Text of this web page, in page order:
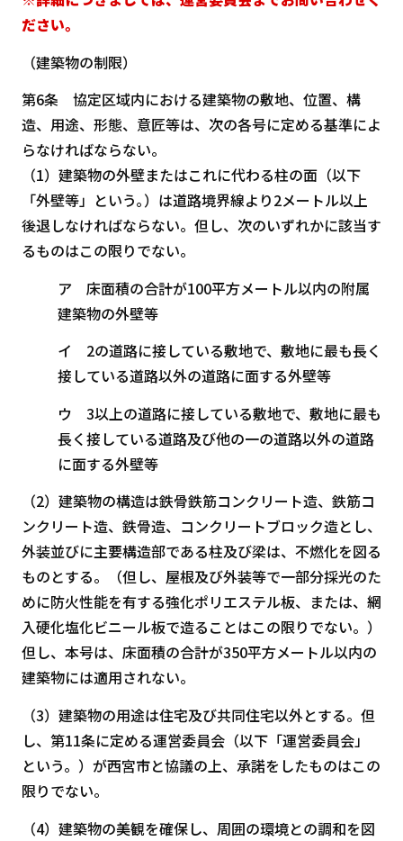
ださい。
（建築物の制限）
第6条 協定区域内における建築物の敷地、位置、構
造、用途、形態、意匠等は、次の各号に定める基準によ
らなければならない。
（1）建築物の外壁またはこれに代わる柱の面（以下
「外壁等」という｡）は道路境界線より2メートル以上
後退しなければならない。但し、次のいずれかに該当す
るものはこの限りでない。
ア 床面積の合計が100平方メートル以内の附属
建築物の外壁等
イ 2の道路に接している敷地で、敷地に最も長く
接している道路以外の道路に面する外壁等
ウ 3以上の道路に接している敷地で、敷地に最も
長く接している道路及び他の一の道路以外の道路
に面する外壁等
（2）建築物の構造は鉄骨鉄筋コンクリート造、鉄筋コ
ンクリート造、鉄骨造、コンクリートブロック造とし、
外装並びに主要構造部である柱及び梁は、不燃化を図る
ものとする。（但し、屋根及び外装等で一部分採光のた
めに防火性能を有する強化ポリエステル板、または、網
入硬化塩化ビニール板で造ることはこの限りでない。）
但し、本号は、床面積の合計が350平方メートル以内の
建築物には適用されない。
（3）建築物の用途は住宅及び共同住宅以外とする。但
し、第11条に定める運営委員会（以下「運営委員会」
という。）が西宮市と協議の上、承諾をしたものはこの
限りでない。
（4）建築物の美観を確保し、周囲の環境との調和を図